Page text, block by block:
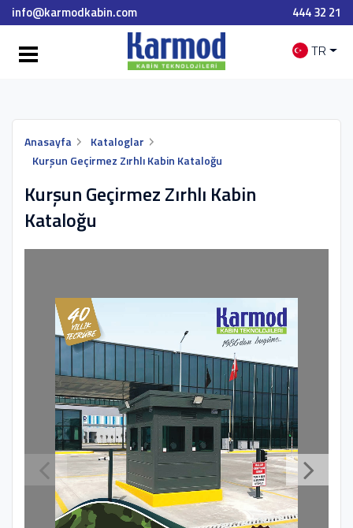
info@karmodkabin.com 444 32 21
TR
Anasayfa
Kataloglar
Kurşun Geçirmez Zırhlı Kabin Kataloğu
Kurşun Geçirmez Zırhlı Kabin
Kataloğu